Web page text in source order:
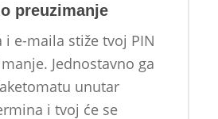
preuzimanje
i e-maila stiže tvoj PIN
Jednostavno ga
unutar
i tvoj će se